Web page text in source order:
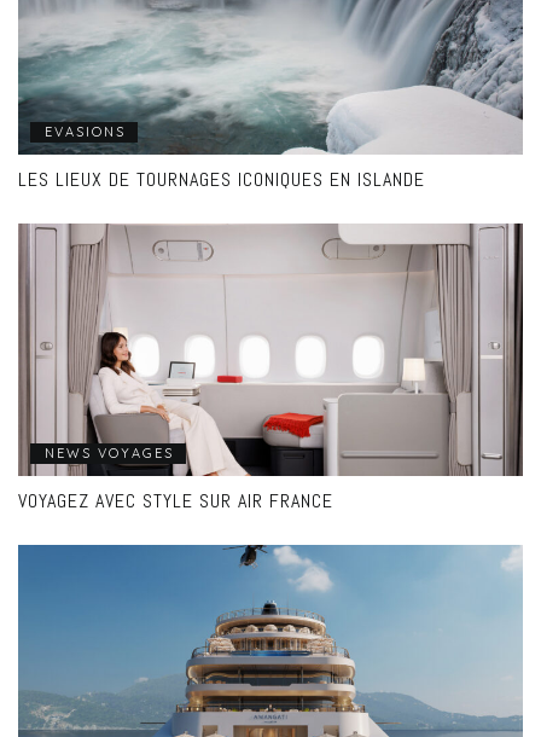
EVASIONS
LES LIEUX DE TOURNAGES ICONIQUES EN ISLANDE
NEWS VOYAGES
VOYAGEZ AVEC STYLE SUR AIR FRANCE